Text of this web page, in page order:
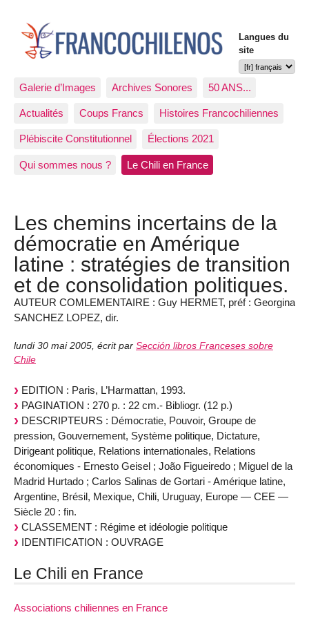
Langues du
site
Galerie d’Images Archives Sonores 50 ANS...
Actualités Coups Francs Histoires Francochiliennes
Plébiscite Constitutionnel Élections 2021
Qui sommes nous ? Le Chili en France
Les chemins incertains de la
démocratie en Amérique
latine : stratégies de transition
et de consolidation politiques.
AUTEUR COMLEMENTAIRE : Guy HERMET, préf : Georgina
SANCHEZ LOPEZ, dir.
lundi 30 mai 2005, écrit par Sección libros Franceses sobre
Chile
EDITION : Paris, L’Harmattan, 1993.
PAGINATION : 270 p. : 22 cm.- Bibliogr. (12 p.)
DESCRIPTEURS : Démocratie, Pouvoir, Groupe de
pression, Gouvernement, Système politique, Dictature,
Dirigeant politique, Relations internationales, Relations
économiques - Ernesto Geisel ; João Figueiredo ; Miguel de la
Madrid Hurtado ; Carlos Salinas de Gortari - Amérique latine,
Argentine, Brésil, Mexique, Chili, Uruguay, Europe — CEE —
Siècle 20 : fin.
CLASSEMENT : Régime et idéologie politique
IDENTIFICATION : OUVRAGE
Le Chili en France
Associations chiliennes en France